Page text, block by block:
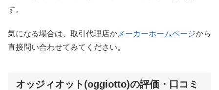
す。
気になる場合は、取引代理店か メーカーホームページから
直接問い合わせてみてください。
オッジィオット(oggiotto)の評価・口コミ